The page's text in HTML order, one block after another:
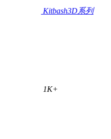
Kitbash3D系列
1K+